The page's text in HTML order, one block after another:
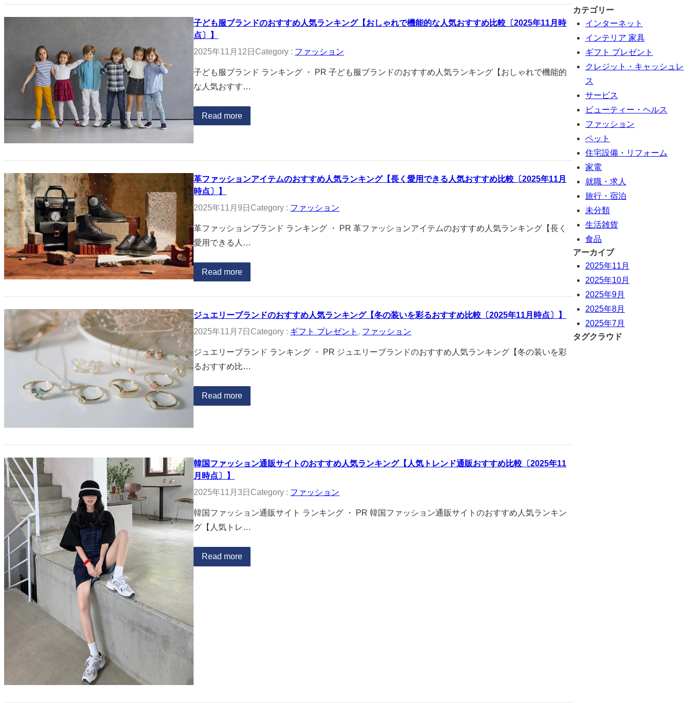
子ども服ブランドのおすすめ人気ランキング【おしゃれで機能的な人気おすすめ比較〔2025年11月時
点〕】
2025年11月12日 Category : ファッション
子ども服ブランド ランキング ・ PR 子ども服ブランドのおすすめ人気ランキング【おしゃれで機能的
な人気おすす…
Read more
革ファッションアイテムのおすすめ人気ランキング【長く愛用できる人気おすすめ比較〔2025年11月
時点〕】
2025年11月9日 Category : ファッション
革ファッションブランド ランキング ・ PR 革ファッションアイテムのおすすめ人気ランキング【長く
愛用できる人…
Read more
ジュエリーブランドのおすすめ人気ランキング【冬の装いを彩るおすすめ比較〔2025年11月時点〕】
2025年11月7日 Category : ギフト プレゼント , ファッション
ジュエリーブランド ランキング ・ PR ジュエリーブランドのおすすめ人気ランキング【冬の装いを彩
るおすすめ比…
Read more
韓国ファッション通販サイトのおすすめ人気ランキング【人気トレンド通販おすすめ比較〔2025年11
月時点〕】
2025年11月3日 Category : ファッション
韓国ファッション通販サイト ランキング ・ PR 韓国ファッション通販サイトのおすすめ人気ランキン
グ【人気トレ…
Read more
カテゴリー
インターネット
インテリア 家具
ギフト プレゼント
クレジット・キャッシュレ
ス
サービス
ビューティー・ヘルス
ファッション
ペット
住宅設備・リフォーム
家電
就職・求人
旅行・宿泊
未分類
生活雑貨
食品
アーカイブ
2025年11月
2025年10月
2025年9月
2025年8月
2025年7月
タグクラウド